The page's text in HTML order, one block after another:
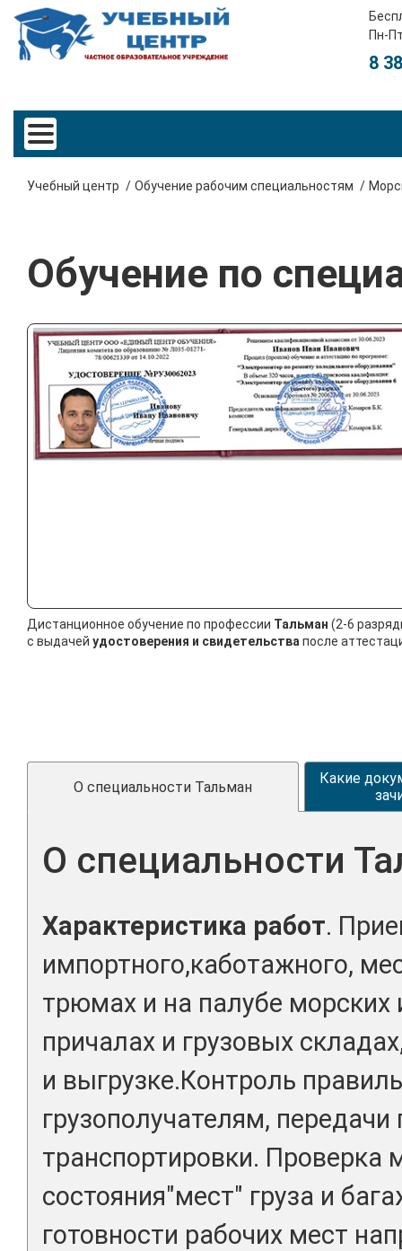
Пн-
8
Учебный центр Обучение рабочим специальностям
Обучение по
Дистанционное обучение по профессии Тальман (2-6
с выдачей удостоверения и свидетельствапосле
О специальности Тальман
Какие
О специальности
Характеристика работ.
импортного,каботажного,
трюмах и на палубе морских
причалах и грузовых
и выгрузке.Контроль
грузополучателям,
транспортировки. Проверка
состояния"мест" груза и
готовности рабочих мест